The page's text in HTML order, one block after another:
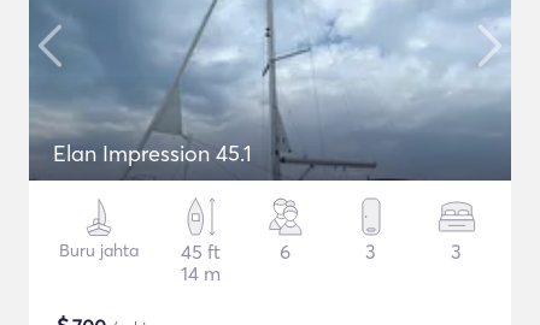
Elan Impression 45.1
Buru jahta
45 ft
14 m
6 3 3